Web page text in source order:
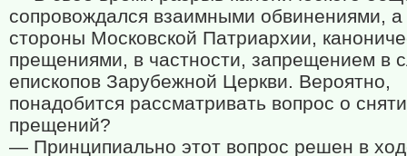
сопровождался взаимными обвинениями, а
стороны Московской Патриархии,
прещениями, в частности, запрещением в
епископов Зарубежной Церкви. Вероятно,
понадобится рассматривать вопрос о
прещений?
— Принципиально этот вопрос решен в